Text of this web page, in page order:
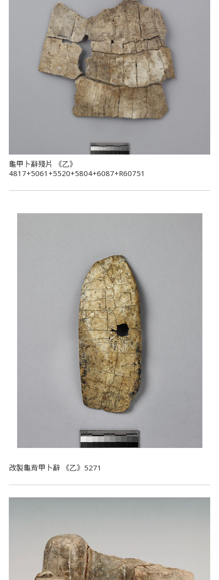
龜甲卜辭殘片 《乙》
4817+5061+5520+5804+6087+R60751
改製龜背甲卜辭 《乙》5271